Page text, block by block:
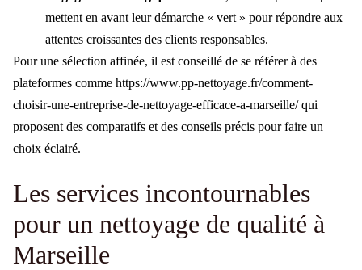
mettent en avant leur démarche « vert » pour répondre aux
attentes croissantes des clients responsables.
Pour une sélection affinée, il est conseillé de se référer à des
plateformes comme https://www.pp-nettoyage.fr/comment-
choisir-une-entreprise-de-nettoyage-efficace-a-marseille/ qui
proposent des comparatifs et des conseils précis pour faire un
choix éclairé.
Les services incontournables
pour un nettoyage de qualité à
Marseille